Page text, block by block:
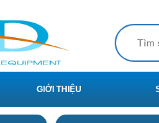
GIỚI THIỆU